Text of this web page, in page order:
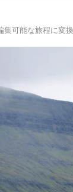
可能な旅程に変換